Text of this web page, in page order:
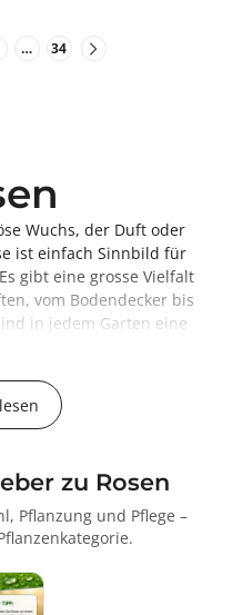
… 34
Wuchs, der Duft oder
ist einfach Sinnbild für
gibt eine grosse Vielfalt
vom Bodendecker bis
in jedem Garten eine
Rose den graziösen
der auserlesenen
ungewöhnlich lang
mithalten.
Blumen
zu Rosen
Pflanzung und Pflege –